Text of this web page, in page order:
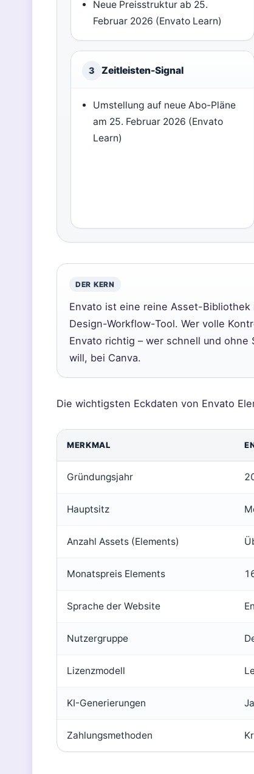
Neue Preisstruktur ab 25.
Februar 2026 (Envato Learn)
3 Zeitleisten-Signal
Umstellung auf neue Abo-Pläne
am 25. Februar 2026 (Envato
Learn)
DER KERN
Envato ist eine reine Asset-
Design-Workflow-Tool. Wer volle
Envato richtig – wer schnell und
will, bei Canva.
Die wichtigsten Eckdaten von Envato
MERKMAL
Gründungsjahr
Hauptsitz
Anzahl Assets (Elements)
Monatspreis Elements
Sprache der Website
Nutzergruppe
Lizenzmodell
KI-Generierungen
Zahlungsmethoden